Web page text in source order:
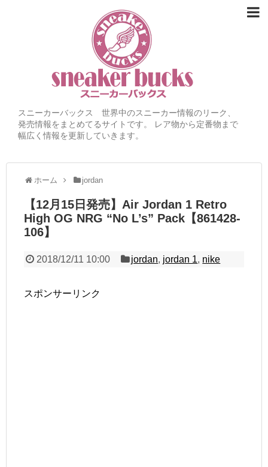
スニーカーバックス 世界中のスニーカー情報のリーク、
発売情報をまとめてるサイトです。 レア物から定番物まで
幅広く情報を更新していきます。
ホーム jordan
【12月15日発売】Air Jordan 1 Retro
High OG NRG “No L’s” Pack【861428-
106】
2018/12/11 10:00 jordan, jordan 1, nike
スポンサーリンク